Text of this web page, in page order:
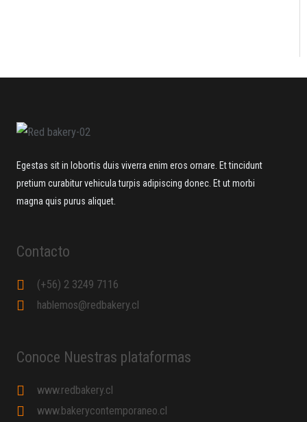
Egestas sit in lobortis duis viverra enim eros ornare. Et tincidunt
pretium curabitur vehicula turpis adipiscing donec. Et ut morbi
magna quis purus aliquet.
Contacto
(+56) 2 3249 7116
hablemos@redbakery.cl
Conoce Nuestras plataformas
www.redbakery.cl
www.bakerycontemporaneo.cl